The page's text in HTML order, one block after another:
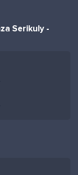
Serikuly -